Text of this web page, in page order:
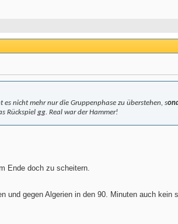
nicht mehr nur die Gruppenphase zu überstehen, s
Rückspiel gg. Real war der Hammer!
Ende doch zu scheitern.
gegen Algerien in den 90. Minuten auch kein